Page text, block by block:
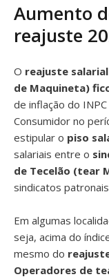
Aumento
reajuste
O reajuste
de Maquineta)
de inflação do
Consumidor no
estipular o piso
salariais entre o
de Tecelão (tear
sindicatos
Em algumas
seja, acima do
mesmo do
Operadores de